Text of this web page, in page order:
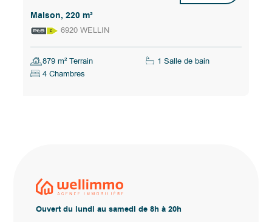
Maison, 220 m²
6920 WELLIN
879 m² Terrain
1 Salle de bain
4 Chambres
Ouvert du lundi au samedi de 8h à 20h